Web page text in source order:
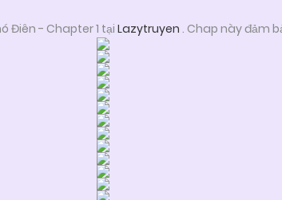
Điên - Chapter 1 tại Lazytruyen . Chap này đảm